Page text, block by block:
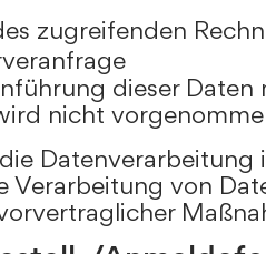
zugreifenden
dieser Daten
nicht
Datenverarbeitung
Verarbeitung von